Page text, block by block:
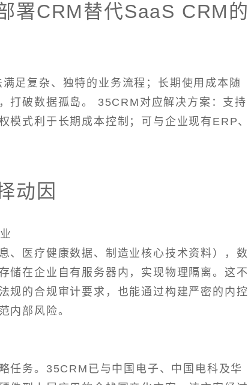
署CRM替代SaaS CRM的
足复杂、独特的业务流程；长期使用成本随
打破数据孤岛。 35CRM对应解决方案：支持
模式利于长期成本控制；可与企业现有ERP、
动因
、医疗健康数据、制造业核心技术资料），数
储在企业自有服务器内，实现物理隔离。这不
规的合规审计要求，也能通过构建严密的内控
内部风险。
任务。35CRM已与中国电子、中国电科及华